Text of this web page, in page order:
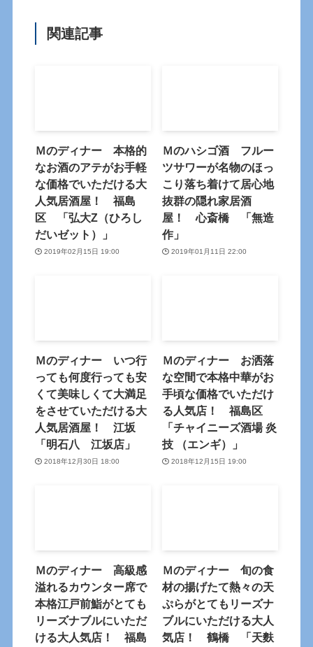
関連記事
Ｍのディナー 本格的
なお酒のアテがお手軽
な価格でいただける大
人気居酒屋！ 福島
区 「弘大Z（ひろし
だいゼット）」
2019年02月15日 19:00
Ｍのハシゴ酒 フルー
ツサワーが名物のほっ
こり落ち着けて居心地
抜群の隠れ家居酒
屋！ 心斎橋 「無造
作」
2019年01月11日 22:00
Ｍのディナー いつ行
っても何度行っても安
くて美味しくて大満足
をさせていただける大
人気居酒屋！ 江坂
「明石八 江坂店」
2018年12月30日 18:00
Ｍのディナー お洒落
な空間で本格中華がお
手頃な価格でいただけ
る人気店！ 福島区
「チャイニーズ酒場 炎
技 （エンギ）」
2018年12月15日 19:00
Ｍのディナー 高級感
溢れるカウンター席で
本格江戸前鮨がとても
リーズナブルにいただ
ける大人気店！ 福島
Ｍのディナー 旬の食
材の揚げたて熱々の天
ぷらがとてもリーズナ
ブルにいただける大人
気店！ 鶴橋 「天麩